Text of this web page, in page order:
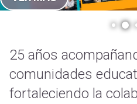
25 años
comunidades
fortaleciendo la